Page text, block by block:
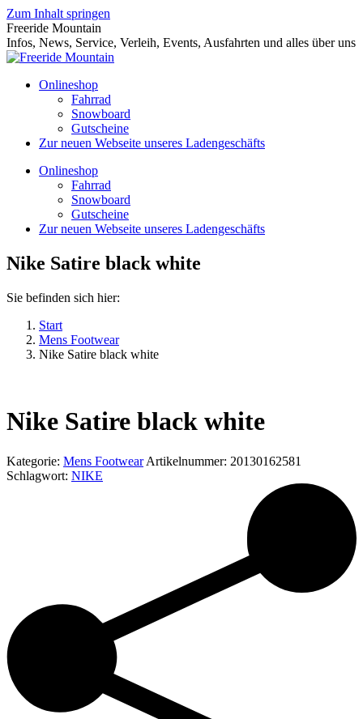
Zum Inhalt springen
Freeride Mountain
Infos, News, Service, Verleih, Events, Ausfahrten und alles über uns
Onlineshop
Fahrrad
Snowboard
Gutscheine
Zur neuen Webseite unseres Ladengeschäfts
Onlineshop
Fahrrad
Snowboard
Gutscheine
Zur neuen Webseite unseres Ladengeschäfts
Nike Satire black white
Sie befinden sich hier:
Start
Mens Footwear
Nike Satire black white
Nike Satire black white
Kategorie: Mens Footwear Artikelnummer: 20130162581
Schlagwort: NIKE